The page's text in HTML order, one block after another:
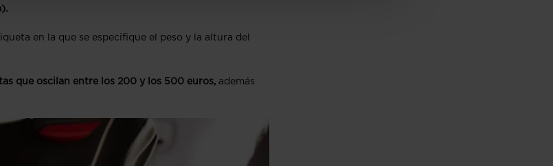
en la que se especifique el peso y la altura del
que oscilan entre los 200 y los 500 euros, además